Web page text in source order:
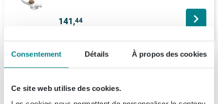
Consentement Détails À propos des cookies
Ce site web utilise des cookies.
141,44
Description
bonde clic clac - noir carbone
Spécifications